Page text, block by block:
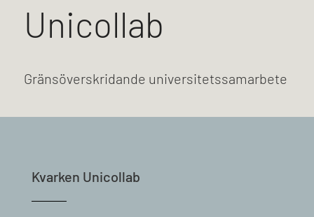
Unicollab
Gränsöverskridande universitetssamarbete
Kvarken Unicollab